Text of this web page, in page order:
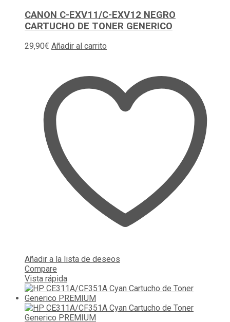
CANON C-EXV11/C-EXV12 NEGRO
CARTUCHO DE TONER GENERICO
29,90€ Añadir al carrito
Añadir a la lista de deseos
Compare
Vista rápida